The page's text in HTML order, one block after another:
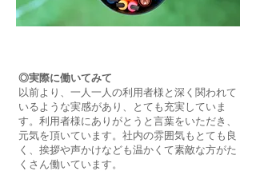
◎実際に働いてみて
以前より、一人一人の利用者様と深く関われて
いるような実感があり、とても充実していま
す。利用者様にありがとうと言葉をいただき、
元気を頂いています。社内の雰囲気もとても良
く、挨拶や声かけなども温かくて素敵な方がた
くさん働いています。